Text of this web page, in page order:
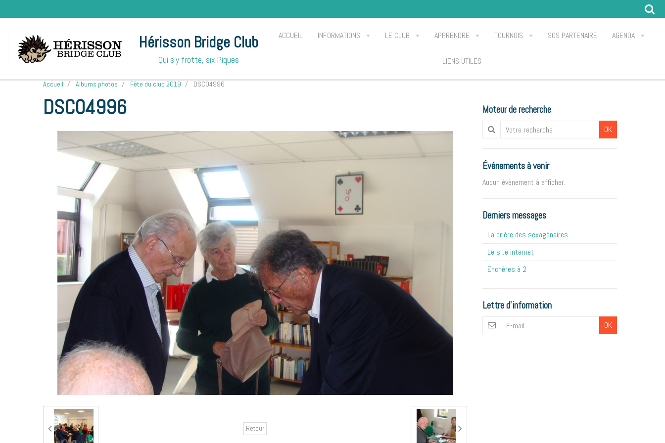
Hérisson Bridge Club
Qui s'y frotte, six Piques
ACCUEIL INFORMATIONS LE CLUB APPRENDRE TOURNOIS SOS PARTENAIRE AGENDA
LIENS UTILES
Accueil Albums photos Fête du club 2019 DSC04996
DSC04996
Retour
Moteur de recherche
OK
Événements à venir
Aucun évènement à afficher.
Derniers messages
La prière des sexagénaires...
Le site internet
Enchères à 2
Lettre d'information
OK